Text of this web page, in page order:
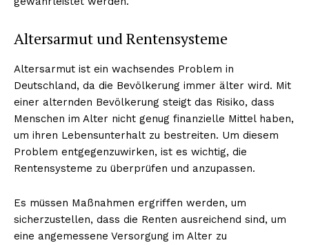
Altersarmut und Rentensysteme
Altersarmut ist ein wachsendes Problem in
Deutschland, da die Bevölkerung immer älter wird. Mit
einer alternden Bevölkerung steigt das Risiko, dass
Menschen im Alter nicht genug finanzielle Mittel haben,
um ihren Lebensunterhalt zu bestreiten. Um diesem
Problem entgegenzuwirken, ist es wichtig, die
Rentensysteme zu überprüfen und anzupassen.
Es müssen Maßnahmen ergriffen werden, um
sicherzustellen, dass die Renten ausreichend sind, um
eine angemessene Versorgung im Alter zu